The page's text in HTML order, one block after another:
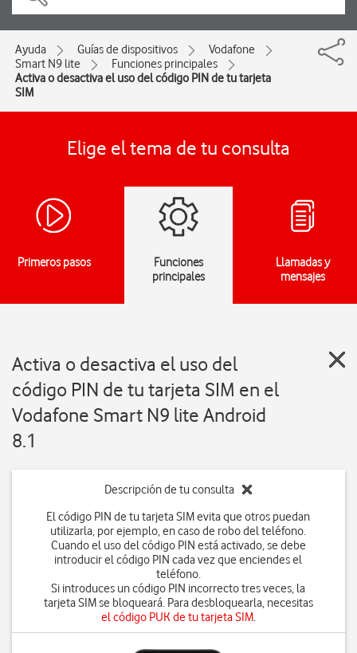
Ayuda Guías de dispositivos
Vodafone
Smart N9 lite
Funciones principales
Activa o desactiva el uso del código PIN de tu tarjeta
SIM
Elige el tema de tu consulta
Primeros pasos
Funciones
principales
Llamadas y
mensajes
Activa o desactiva el uso del
código PIN de tu tarjeta SIM en el
Vodafone Smart N9 lite Android
8.1
Descripción de tu consulta
El código PIN de tu tarjeta SIM evita que otros puedan
utilizarla, por ejemplo, en caso de robo del teléfono.
Cuando el uso del código PIN está activado, se debe
introducir el código PIN cada vez que enciendes el
teléfono.
Si introduces un código PIN incorrecto tres veces, la
tarjeta SIM se bloqueará. Para desbloquearla, necesitas
el código PUK de tu tarjeta SIM.